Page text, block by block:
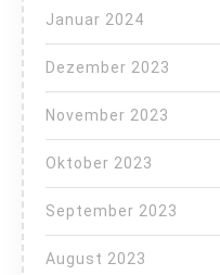
Januar 2024
Dezember 2023
November 2023
Oktober 2023
September 2023
August 2023